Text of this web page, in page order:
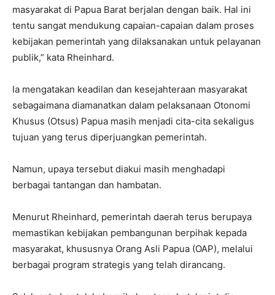
masyarakat di Papua Barat berjalan dengan baik. Hal ini
tentu sangat mendukung capaian-capaian dalam proses
kebijakan pemerintah yang dilaksanakan untuk pelayanan
publik,” kata Rheinhard.
Ia mengatakan keadilan dan kesejahteraan masyarakat
sebagaimana diamanatkan dalam pelaksanaan Otonomi
Khusus (Otsus) Papua masih menjadi cita-cita sekaligus
tujuan yang terus diperjuangkan pemerintah.
Namun, upaya tersebut diakui masih menghadapi
berbagai tantangan dan hambatan.
Menurut Rheinhard, pemerintah daerah terus berupaya
memastikan kebijakan pembangunan berpihak kepada
masyarakat, khususnya Orang Asli Papua (OAP), melalui
berbagai program strategis yang telah dirancang.